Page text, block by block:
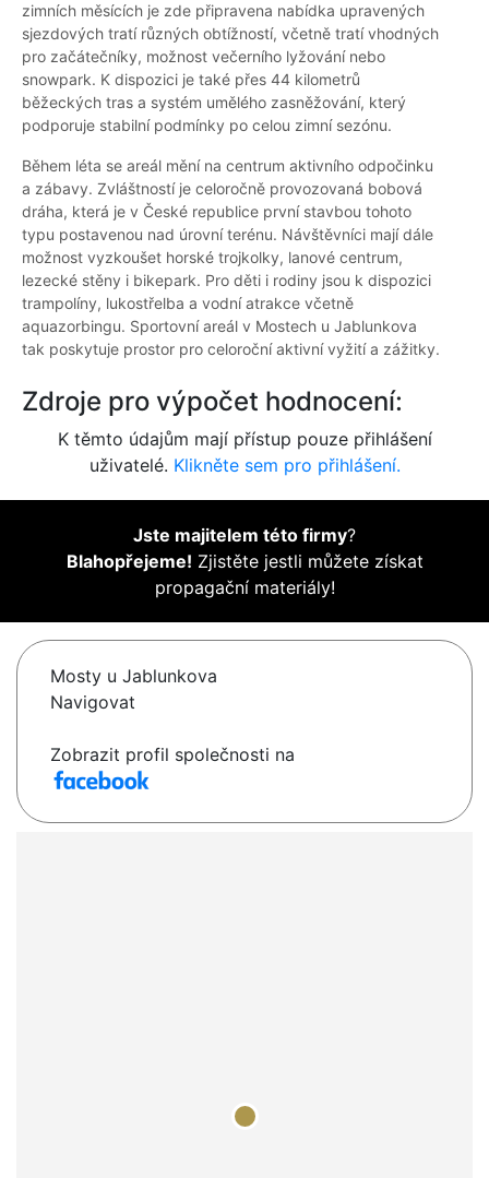
zimních měsících je zde připravena nabídka upravených
sjezdových tratí různých obtížností, včetně tratí vhodných
pro začátečníky, možnost večerního lyžování nebo
snowpark. K dispozici je také přes 44 kilometrů
běžeckých tras a systém umělého zasněžování, který
podporuje stabilní podmínky po celou zimní sezónu.
Během léta se areál mění na centrum aktivního odpočinku
a zábavy. Zvláštností je celoročně provozovaná bobová
dráha, která je v České republice první stavbou tohoto
typu postavenou nad úrovní terénu. Návštěvníci mají dále
možnost vyzkoušet horské trojkolky, lanové centrum,
lezecké stěny i bikepark. Pro děti i rodiny jsou k dispozici
trampolíny, lukostřelba a vodní atrakce včetně
aquazorbingu. Sportovní areál v Mostech u Jablunkova
tak poskytuje prostor pro celoroční aktivní vyžití a zážitky.
Zdroje pro výpočet hodnocení:
K těmto údajům mají přístup pouze přihlášení
uživatelé. Klikněte sem pro přihlášení.
Jste majitelem této firmy?
Blahopřejeme! Zjistěte jestli můžete získat
propagační materiály!
Mosty u Jablunkova
Navigovat
Zobrazit profil společnosti na